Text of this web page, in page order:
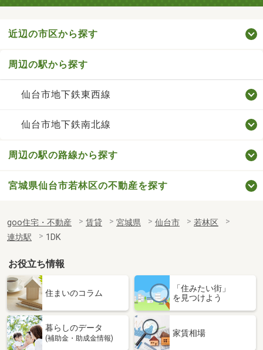
近辺の市区から探す
周辺の駅から探す
仙台市地下鉄東西線
仙台市地下鉄南北線
周辺の駅の路線から探す
宮城県仙台市若林区の不動産を探す
goo住宅・不動産 賃貸 宮城県 仙台市
若林区
連坊駅
1DK
お役立ち情報
住まいのコラム
「住みたい街」
を見つけよう
暮らしのデータ
(補助金・助成金情報)
家賃相場